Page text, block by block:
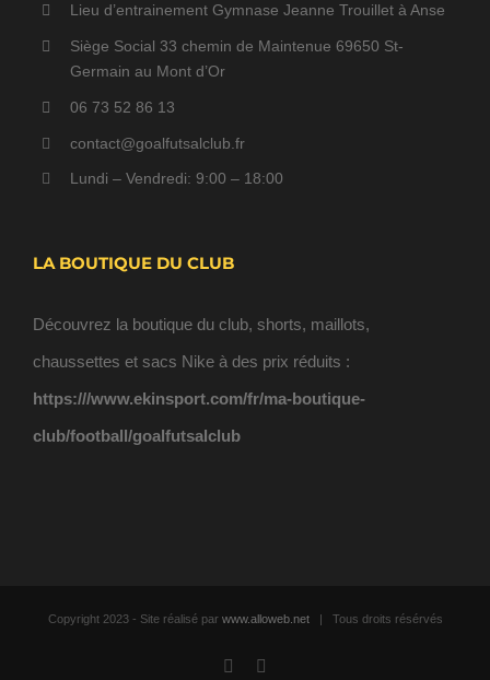
Lieu d’entrainement Gymnase Jeanne Trouillet à Anse
Siège Social 33 chemin de Maintenue 69650 St-
Germain au Mont d’Or
06 73 52 86 13
contact@goalfutsalclub.fr
Lundi – Vendredi: 9:00 – 18:00
LA BOUTIQUE DU CLUB
Découvrez la boutique du club, shorts, maillots,
chaussettes et sacs Nike à des prix réduits :
https:///www.ekinsport.com/fr/ma-boutique-
club/football/goalfutsalclub
Copyright 2023 - Site réalisé par www.alloweb.net| Tous droits résérvés
Facebook